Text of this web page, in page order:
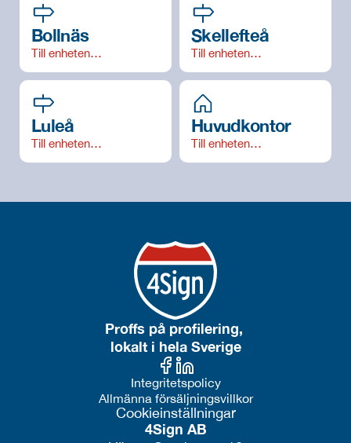
Bollnäs
Till enheten…
Skellefteå
Till enheten…
Luleå
Till enheten…
Huvudkontor
Till enheten…
Integritetspolicy
Allmänna försäljningsvillkor
Cookieinställningar
Proffs på profilering,
lokalt i hela Sverige
4Sign AB